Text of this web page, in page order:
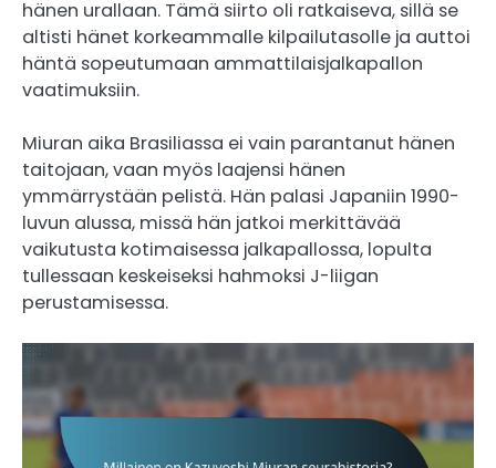
hänen urallaan. Tämä siirto oli ratkaiseva, sillä se
altisti hänet korkeammalle kilpailutasolle ja auttoi
häntä sopeutumaan ammattilaisjalkapallon
vaatimuksiin.
Miuran aika Brasiliassa ei vain parantanut hänen
taitojaan, vaan myös laajensi hänen
ymmärrystään pelistä. Hän palasi Japaniin 1990-
luvun alussa, missä hän jatkoi merkittävää
vaikutusta kotimaisessa jalkapallossa, lopulta
tullessaan keskeiseksi hahmoksi J-liigan
perustamisessa.